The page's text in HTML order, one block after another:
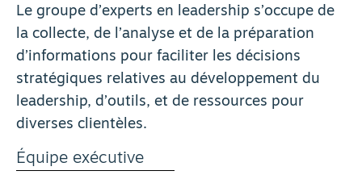
Le groupe d’experts en leadership s’occupe de
la collecte, de l’analyse et de la préparation
d’informations pour faciliter les décisions
stratégiques relatives au développement du
leadership, d’outils, et de ressources pour
diverses clientèles.
Équipe exécutive